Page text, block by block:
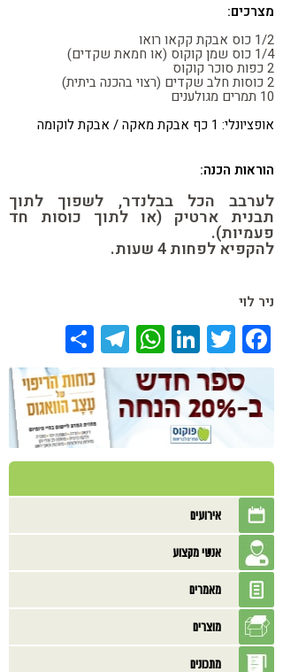
קורונה
מצרכים:
1/2 כוס אבקת קקאו רואו
1/4 כוס שמן קוקוס (או חמאת שקדים)
2 כפות סוכר קוקוס
2 כוסות חלב שקדים (רצוי בהכנה ביתית)
10 תמרים מגולענים
אופציונלי: 1 כף אבקת מאקה / אבקת לוקומה
הוראות הכנה:
לערבב הכל בבלנדר, לשפוך לתוך
תבנית ארטיק (או לתוך כוסות חד
פעמיות).
להקפיא לפחות 4 שעות.
ניר לוי
Facebook
Twitter
LinkedIn
WhatsApp
Telegram
אירועים
אנשי מקצוע
מאמרים
מוצרים
מתכונים